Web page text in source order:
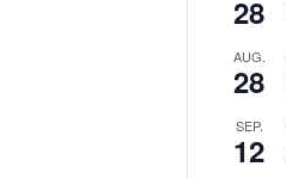
28
AUG.
28
SEP.
12